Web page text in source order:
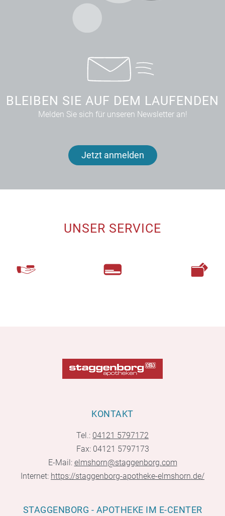
BLEIBEN SIE AUF DEM LAUFENDEN
Melden Sie sich für unseren Newsletter an!
Jetzt anmelden
UNSER SERVICE
KONTAKT
Tel.: 04121 5797172
Fax: 04121 5797173
E-Mail: elmshorn@staggenborg.com
Internet: https://staggenborg-apotheke-elmshorn.de/
STAGGENBORG - APOTHEKE IM E-CENTER